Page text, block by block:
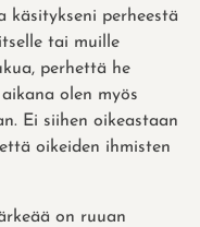
käsitykseni perheestä
tai muille
perhettä he
olen myös
Ei siihen oikeastaan
oikeiden ihmisten
on ruuan